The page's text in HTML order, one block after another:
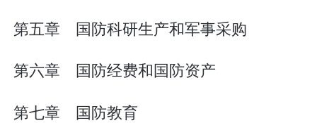
第五章 国防科研生产和军事采购
第六章 国防经费和国防资产
第七章 国防教育